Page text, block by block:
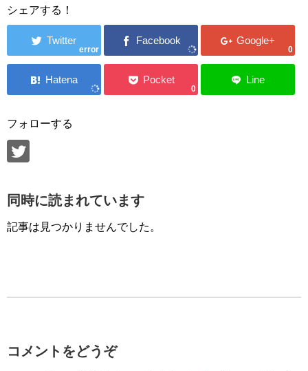
シェアする！
error 0
0
フォローする
同時に読まれています
記事は見つかりませんでした。
コメントをどうぞ